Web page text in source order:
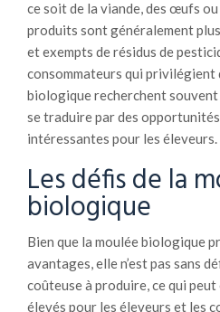
ce soit de la viande, des œufs
produits sont généralement
et exempts de résidus de
consommateurs qui privilégient
biologique recherchent
se traduire par des
intéressantes pour les éleveurs.
Les défis de la
biologique
Bien que la moulée biologique
avantages, elle n’est pas sans
coûteuse à produire, ce qui
élevés pour les éleveurs et les